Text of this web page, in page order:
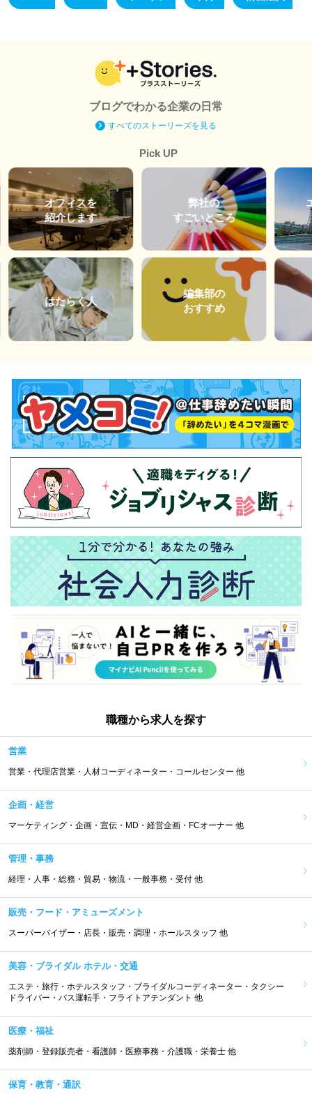
ブログでわかる企業の日常
すべてのストーリーズを見る
Pick UP
オフィスを
紹介します
はたらく人
弊社の
すごいところ
編集部の
おすすめ
職種から求人を探す
営業
営業・代理店営業・人材コーディネーター・コールセンター 他
企画・経営
マーケティング・企画・宣伝・MD・経営企画・FCオーナー 他
管理・事務
経理・人事・総務・貿易・物流・一般事務・受付 他
販売・フード・アミューズメント
スーパーバイザー・店長・販売・調理・ホールスタッフ 他
美容・ブライダル ホテル・交通
エステ・旅行・ホテルスタッフ・ブライダルコーディネーター・タクシー
ドライバー・バス運転手・フライトアテンダント 他
医療・福祉
薬剤師・登録販売者・看護師・医療事務・介護職・栄養士 他
保育・教育・通訳